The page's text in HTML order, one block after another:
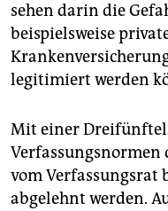
sehen darin die
beispielsweise
legitimiert werden
Mit einer
vom Verfassungsrat
abgelehnt werden.